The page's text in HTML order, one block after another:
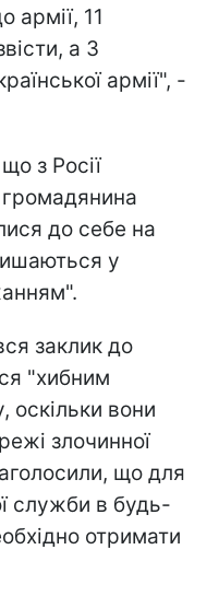
армії, 11
а 3
армії", -
з Росії
до себе на
у
заклик до
"хибним
оскільки вони
злочинної
що для
служби в будь-
отримати